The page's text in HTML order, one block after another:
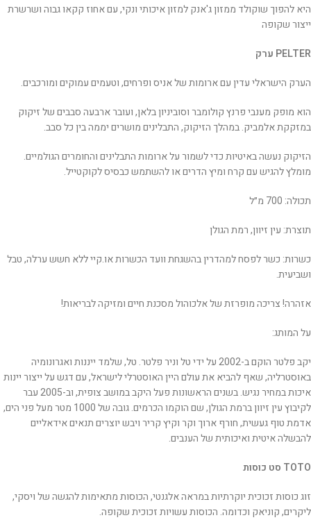
היא להפוך שוקולד ממזון ג'אנק למזון איכותי ונקי, עם אחוז קקאו גבוה ושרשרת
ייצור שקופה
PELTER ערק
הערק הישראלי עדין עם ארומות של אניס ופרחים, וטעמים עמוקים ומורכבים.
הוא מופק מענבי פרנץ קולומבר וסוביניון בלאן, ועובר ארבעה סבבים של זיקוק
במזקקת אלמביק. במהלך הזיקוק, התבלינים מושרים יממה בין כל סבב.
הזיקוק נעשה באיטיות כדי לשמור על ארומות התבלינים והחומרים הגולמיים.
מומלץ להגיש עם קרח ומיץ הדרים או להשתמש כבסיס לקוקטייל.
תכולה: 700 מ״ל
תוצרת: עין זיוון, רמת הגולן
כשרות: כשר לפסח למהדרין בהשגחת וועד הכשרות או.קיי ללא חשש ערלה, טבל
ושביעית.
אזהרה! צריכה מופרזת של אלכוהול מסכנת חיים ומזיקה לבריאות!
על המותג:
יקב פלטר הוקם ב-2002 על ידי טל וניר פלטר. טל, שלמד ייננות ואגרונומיה
באוסטרליה, שאף להביא את עולם היין האוסטרלי לישראל, עם דגש על ייצור יינות
איכות במחיר נגיש. בשנים הראשונות פעל היקב במושב צופית, וב-2005 עבר
לקיבוץ עין זיוון ברמת הגולן, שם הוקמו הכרמים. גובה של 1000 מטר מעל פני הים,
אדמת טוף געשית, חורף ארוך וקר וקיץ קריר ויבש יוצרים תנאים אידאליים
להבשלה איטית ואיכותית של הענבים.
TOTO סט כוסות
זוג כוסות זכוכית יוקרתיות במראה אלגנטי, הכוסות מתאימות להגשה של ויסקי,
ליקרים, קוניאק וכדומה. הכוסות עשויות זכוכית שקופה.